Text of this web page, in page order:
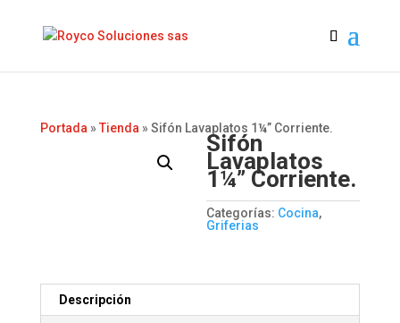
Portada » Tienda » Sifón Lavaplatos 1¼” Corriente.
Sifón
Lavaplatos
1¼” Corriente.
Categorías: Cocina,
Griferias
Descripción